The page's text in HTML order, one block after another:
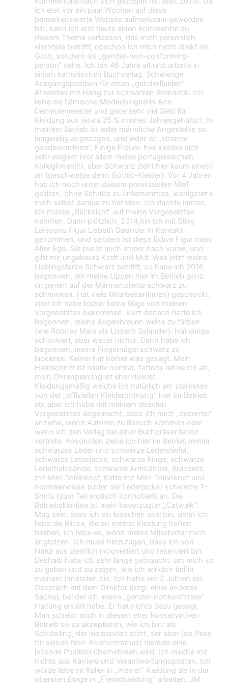
ich erst vor ein paar Wochen auf diese
bemerkenswerte Website aufmerksam geworden
bin, kann ich erst heute einen Kommentar zu
diesem Thema verfassen, das mich persönlich
ebenfalls betrifft, obschon ich mich nicht direkt als
Goth, sondern als „gender-non-conforming-
person“ sehe. Ich bin 46 Jahre alt und arbeite in
einem katholischen Buchverlag. Schwierige
Ausgangsposition für einen „genderfluiden“
Atheisten mit Hang zur schwarzen Romantik. Ich
liebe die flämische Modedesignerin Ann
Demeulemeester und gebe sehr viel Geld für
Kleidung aus (etwa 25 % meines Jahresgehalts!). In
meinem Betrieb ist jeder männliche Angestellte so
langweilig angezogen, und jeder ist „stramm
genderkonform“. Einige Frauen hier kleiden sich
sehr elegant (vor allem meine portugiesischen
Kolleginnen!!!), aber Schwarz zieht hier kaum eine(r)
an (geschweige denn Gothic-Kleider). Vor 4 Jahren
hab ich noch unter diesem provinziellen Mief
gelitten, ohne Schritte zu unternehmen, wenigstens
mich selbst daraus zu befreien. Ich dachte immer,
ich müsse „Rücksicht“ auf meine Vorgesetzten
nehmen. Dann plötzlich, 2014,bin ich mit Stieg
Larssons Figur Lisbeth Salander in Kontakt
gekommen, und seitdem ist diese fiktive Figur mein
Alter Ego. Sie pusht mich immer nach vorne, und
gibt mir ungeheure Kraft und Mut. Was jetzt meine
Lieblingsfarbe Schwarz betrifft, so habe ich 2016
begonnen, mir meine Lippen hier im Betrieb ganz
ungeniert auf der Männertoilette schwarz zu
schminken. Hat viele Mitarbeiter(innen) geschockt,
aber ich habe bisher keine Rüge von meinen
Vorgesetzten bekommen. Kurz danach hatte ich
begonnen, meine Augenbrauen weiss zu färben
(wie Rooney Mara als Lisbeth Salander). Hat einige
schockiert, aber weiter nichts. Dann habe ich
begonnen, meine Fingernägel schwarz zu
lackieren. Keiner hat bisher was gesagt. Mein
Haarschnitt ist relativ normal, Tattoos lehne ich ab,
mein Ohrenpiercing ist eher diskret.
Kleidungsmäßig weiche ich natürlich am stärksten
von der „offiziellen Kleiderordnung“ hier im Betrieb
ab, aber ich habe mit meinem direkten
Vorgesetzten abgemacht, dass ich mich „dezenter“
anziehe, wenn Autoren zu Besuch kommen oder
wenn ich den Verlag bei einer Buchpräsentation
vertrete. Ansonsten ziehe ich hier im Betrieb immer
schwarzes Leder und schwarze Lederstiefel,
schwarze Lederjacke, schwarze Ringe, schwarze
Lederhalsbände, schwarze Armbänder, Bracelets
mit Mini-Totenkopf, Kette mit Mini-Totenkopf und
normalerweise (unter der Lederjacke) schwarze T-
Shirts (zum Teil erotisch konnotiert) an. Die
Betriebskantine ist mein bevorzugter „Catwalk“.
Mag sein, dass ich ein bisschen eitel bin, denn ich
liebe die Blicke, die an meiner Kleidung haften
bleiben, ich liebe es, wenn meine Mitarbeiter mich
anglotzen. Ich muss hinzufügen, dass ich von
Natur aus ziemlich introvertiert und reserviert bin.
Deshalb habe ich sehr lange gebraucht, um mich so
zu geben und zu zeigen, wie ich wirklich tief in
meinem Innersten bin. Ich hatte vor 2 Jahren ein
Gespräch mit dem Direktor (bzgl. einer anderen
Sache), bei der ich meine „gender-nonkonforme“
Haltung erklärt habe. Er hat nichts dazu gesagt.
Man scheint mich in diesem eher konservativen
Betrieb so zu akzeptieren, wie ich bin: als
Sonderling, der niemanden stört, der aber (als Preis
für seinen Non-Konformismus) niemals eine
leitende Position übernehmen wird. Ich mache mir
nichts aus Karriere und Verantwortungsposten. Ich
würde liebe im Keller in „meiner“ Kleidung als in der
obersten Etage in „Fremdkleidung“ arbeiten. JM